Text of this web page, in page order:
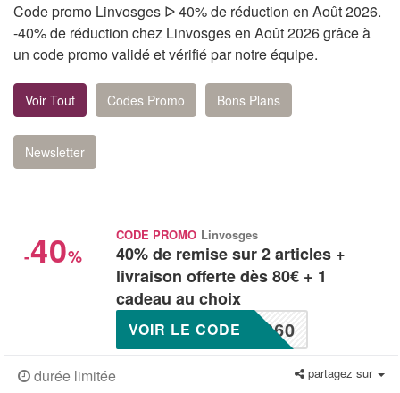
Code promo Linvosges ᐅ 40% de réduction en Août 2026.
-40% de réduction chez Linvosges en Août 2026 grâce à
un code promo validé et vérifié par notre équipe.
Voir Tout Codes Promo Bons Plans
Newsletter
-40%
CODE PROMO Linvosges
40% de remise sur 2 articles +
livraison offerte dès 80€ + 1
cadeau au choix
860
VOIR LE CODE
durée limitée partagez sur